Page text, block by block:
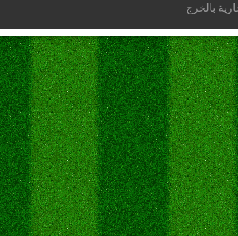
بالخرج